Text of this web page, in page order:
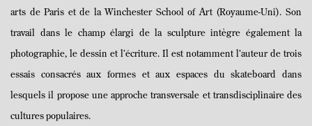
arts de Paris et de la Winchester School of Art (Royaume-Uni). Son
travail dans le champ élargi de la sculpture intègre également la
photographie, le dessin et l’écriture. Il est notamment l’auteur de trois
essais consacrés aux formes et aux espaces du skateboard dans
lesquels il propose une approche transversale et transdisciplinaire des
cultures populaires.